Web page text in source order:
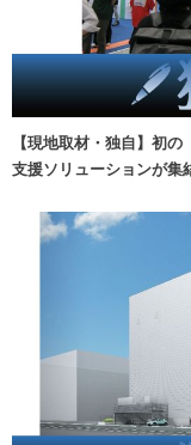
【現地取材・独自】初
支援ソリューションが集